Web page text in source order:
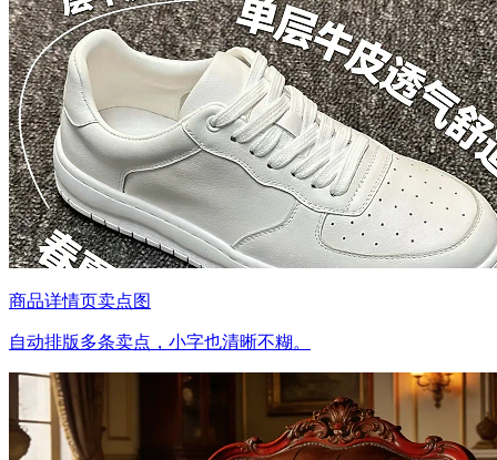
商品详情页卖点图
自动排版多条卖点，小字也清晰不糊。